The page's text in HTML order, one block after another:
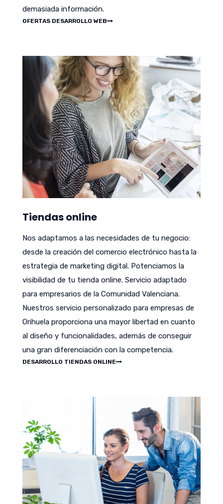
demasiada información.
OFERTAS DESARROLLO WEB
Tiendas online
Nos adaptamos a las necesidades de tu negocio:
desde la creación del comercio electrónico hasta la
estrategia de marketing digital. Potenciamos la
visibilidad de tu tienda online. Servicio adaptado
para empresarios de la Comunidad Valenciana.
Nuestros servicio personalizado para empresas de
Orihuela proporciona una mayor libertad en cuanto
al diseño y funcionalidades, además de conseguir
una gran diferenciación con la competencia.
DESARROLLO TIENDAS ONLINE